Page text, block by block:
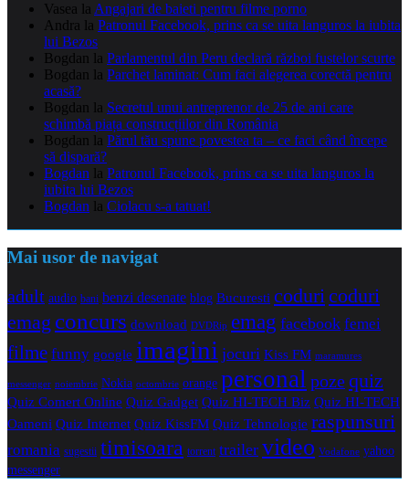
Vasea la Angajari de baieti pentru filme porno
Andra la Patronul Facebook, prins ca se uita languros la iubita
lui Bezos
Bogdan la Parlamentul din Peru declară război fustelor scurte
Bogdan la Parchet laminat: Cum faci alegerea corectă pentru
acasă?
Bogdan la Secretul unui antreprenor de 25 de ani care
schimbă piața construcțiilor din România
Bogdan la Părul tău spune povestea ta – ce faci când începe
să dispară?
Bogdan la Patronul Facebook, prins ca se uita languros la
iubita lui Bezos
Bogdan la Ciolacu s-a tatuat!
Mai usor de navigat
adult audio bani benzi desenate blog Bucuresti coduricoduri
emag concurs download DVDRip emag facebook femei
filme funny google imagini jocuri Kiss FM maramures
messenger noiembrie Nokia octombrie orange personal pozequiz
Quiz Comert Online Quiz Gadget Quiz HI-TECH Biz Quiz HI-TECH
Oameni Quiz Internet Quiz KissFM Quiz Tehnologie raspunsuri
romania sugestii timisoara torrent trailer video Vodafone yahoo
messenger